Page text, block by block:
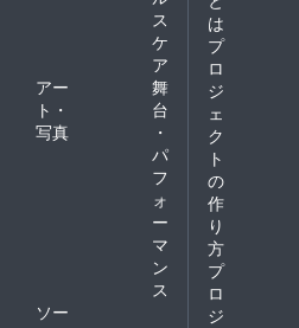
ス
ケ
ア
アー
ト・
写真
舞
台
・
パ
フ
ォ
ー
マ
ン
ス
ソー
は
プ
ロ
ジ
ェ
ク
ト
の
作
り
方
プ
ロ
ジ